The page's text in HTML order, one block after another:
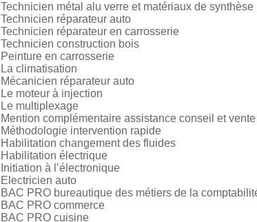
Technicien métal alu verre et matériaux de synthèse
Technicien réparateur auto
Technicien réparateur en carrosserie
Technicien construction bois
Peinture en carrosserie
La climatisation
Mécanicien réparateur auto
Le moteur à injection
Le multiplexage
Mention complémentaire assistance conseil et
Méthodologie intervention rapide
Habilitation changement des fluides
Habilitation électrique
Initiation à l’électronique
Electricien auto
BAC PRO bureautique des métiers de la
BAC PRO commerce
BAC PRO cuisine